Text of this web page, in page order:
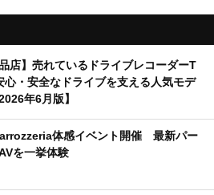
品店】売れているドライブレコーダーT
心・安全なドライブを支える人気モデ
年6月版】
体感イベント開催 最新パー
を一挙体験